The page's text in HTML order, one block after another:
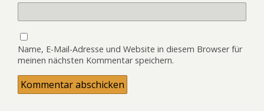
Name, E-Mail-Adresse und Website in diesem Browser für
meinen nächsten Kommentar speichern.